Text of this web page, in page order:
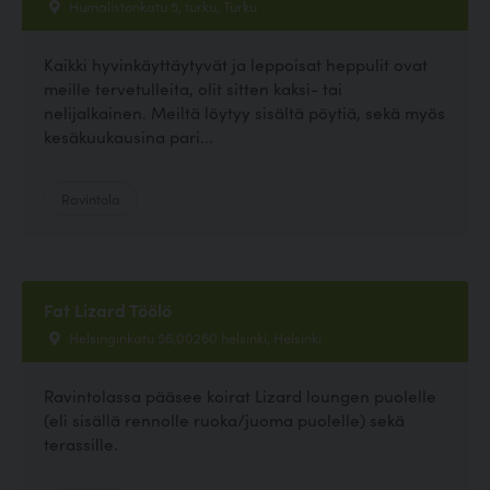
Humalistonkatu 5, turku, Turku
Kaikki hyvinkäyttäytyvät ja leppoisat heppulit ovat
meille tervetulleita, olit sitten kaksi- tai
nelijalkainen. Meiltä löytyy sisältä pöytiä, sekä myös
kesäkuukausina pari...
Fat Lizard Töölö
Helsinginkatu 56,00260 helsinki, Helsinki
Ravintolassa pääsee koirat Lizard loungen puolelle
(eli sisällä rennolle ruoka/juoma puolelle) sekä
terassille.